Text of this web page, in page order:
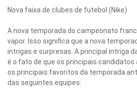
Nova faixa de clubes de futebol (Nike)
A nova temporada do campeonato
vapor. Isso significa que a nova
intrigas e surpresas. A principal intriga
é o fato de que os principais candidatos
os principais favoritos da temporada
das seguintes equipes: